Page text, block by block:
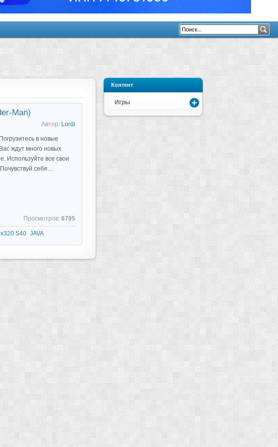
Man)
Автор: Lordi
в новые
ждут много новых
Используйте все свои
себя…
Просмотров:6795
S40 JAVA
Контент
Игры